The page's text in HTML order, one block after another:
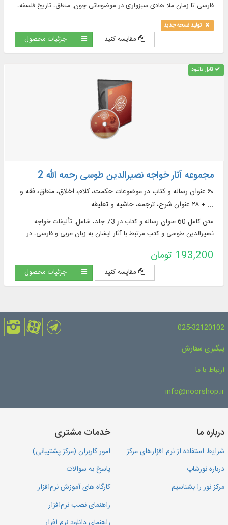
فارسی تا زمان ملا هادی سبزواری در موضوعاتی چون: منطق، تاریخ فلسفه،
حکمت افلاطونی و نو افلاطونی، حکمت مشاء و ...
تولید نسخه جدید
مقایسه کنید جزئیات محصول
قابل دانلود
مجموعه آثار خواجه نصیرالدین طوسی رحمه الله 2
۶۰ عنوان رساله و كتاب در موضوعات حکمت، کلام، اخلاق، منطق، فقه و
... + ۲۸ عنوان شرح، ترجمه، حاشیه و تعلیقه
متن كامل 60 عنوان رساله و كتاب در 73 جلد، شامل: تألیفات خواجه
نصیرالدین طوسی و كتب مرتبط با آثار ایشان به زبان عربی و فارسی، در
193,200 تومان
مقایسه کنید جزئیات محصول
025-32120102
پیگیری سفارش
ارتباط با ما
info@noorshop.ir
درباره ما
شرایط استفاده از نرم افزارهای مرکز
درباره نورشاپ
مرکز نور را بشناسیم
خدمات مشتری
امور کاربران (مرکز پشتیبانی)
پاسخ به سوالات
کارگاه های آموزش نرم‌افزار
راهنمای نصب نرم‌افزار